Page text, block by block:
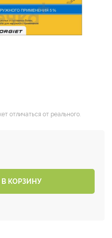
отличаться от реального.
КОРЗИНУ